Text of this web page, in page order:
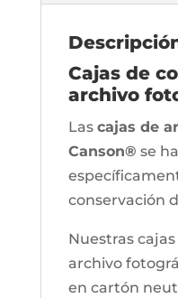
Cajas de
archivo
Las cajas de
Canson® se
conservación
Nuestras
archivo
en cartón